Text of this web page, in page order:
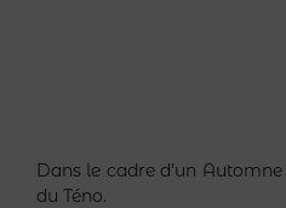
Dans le cadre d’un
du Téno.